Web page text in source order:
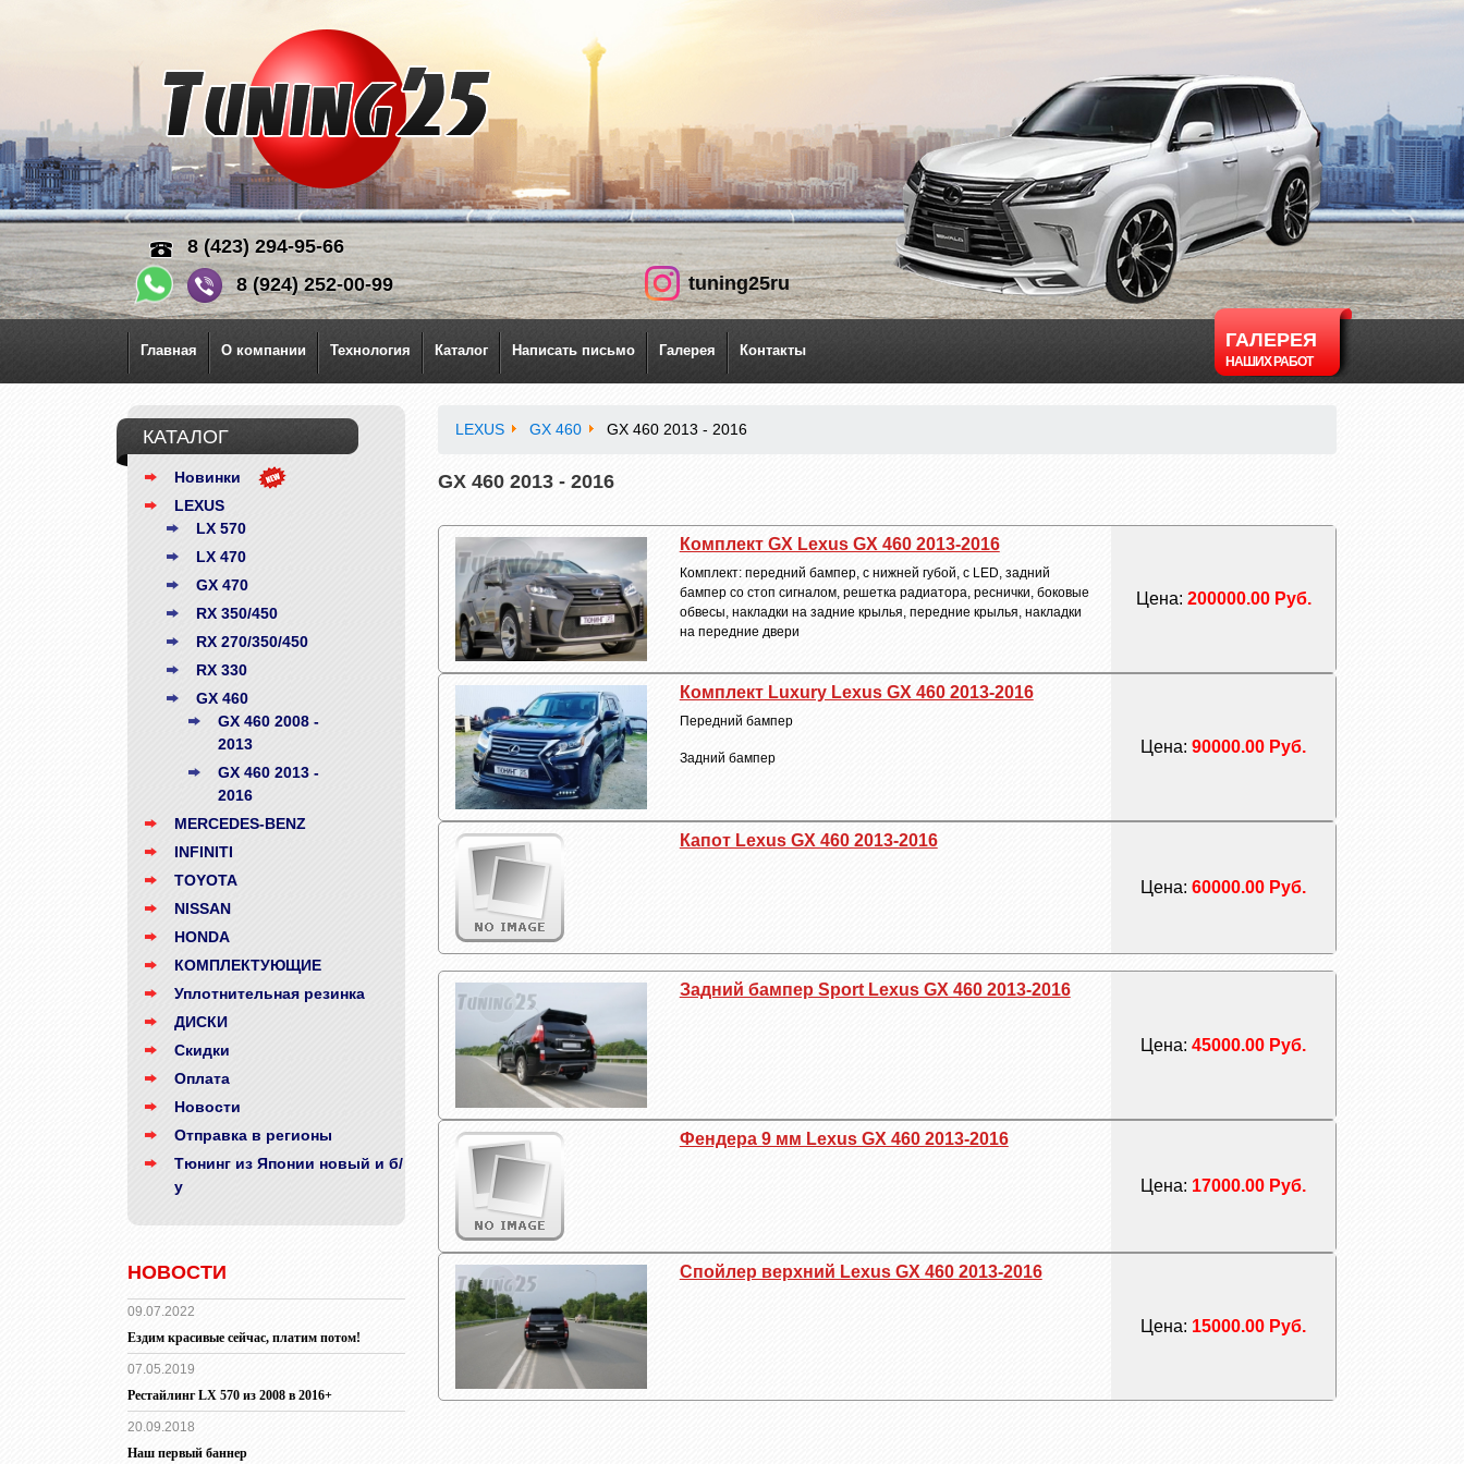
8 (423) 294-95-66
8 (924) 252-00-99
tuning25ru
Главная О компании Технология Каталог Написать письмо Галерея Контакты ГАЛЕРЕЯ
НАШИХ РАБОТ
КАТАЛОГ
Новинки
LEXUS
LX 570
LX 470
GX 470
RX 350/450
RX 270/350/450
RX 330
GX 460
GX 460 2008 -
2013
GX 460 2013 -
2016
MERCEDES-BENZ
INFINITI
TOYOTA
NISSAN
HONDA
КОМПЛЕКТУЮЩИЕ
Уплотнительная резинка
ДИСКИ
Скидки
Оплата
Новости
Отправка в регионы
Тюнинг из Японии новый и б/
у
НОВОСТИ
09.07.2022
Ездим красивые сейчас, платим потом!
07.05.2019
Рестайлинг LX 570 из 2008 в 2016+
20.09.2018
Наш первый баннер
LEXUS GX 460 GX 460 2013 - 2016
GX 460 2013 - 2016
Комплект GX Lexus GX 460 2013-2016
Комплект: передний бампер, с нижней губой, с LED, задний
бампер со стоп сигналом, решетка радиатора, реснички, боковые
обвесы, накладки на задние крылья, передние крылья, накладки
на передние двери
Цена: 200000.00 Руб.
Комплект Luxury Lexus GX 460 2013-2016
Передний бампер
Задний бампер
Цена:90000.00 Руб.
Капот Lexus GX 460 2013-2016
Цена:60000.00 Руб.
Задний бампер Sport Lexus GX 460 2013-2016
Цена:45000.00 Руб.
Фендера 9 мм Lexus GX 460 2013-2016
Цена: 17000.00 Руб.
Спойлер верхний Lexus GX 460 2013-2016
Цена: 15000.00 Руб.